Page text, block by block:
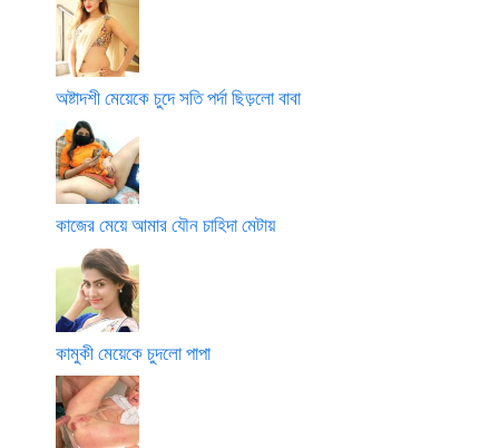
অষ্টাদশী মেয়েকে চুদে সতি পর্দা ছিড়লো বাবা
কাজের মেয়ে আমার যৌন চাহিদা মেটায়
কামুকী মেয়েকে চুদলো পাপা